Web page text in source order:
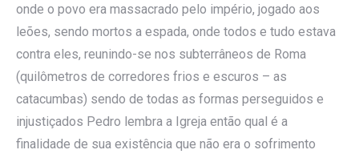
onde o povo era massacrado pelo império, jogado aos
leões, sendo mortos a espada, onde todos e tudo estava
contra eles, reunindo-se nos subterrâneos de Roma
(quilômetros de corredores frios e escuros – as
catacumbas) sendo de todas as formas perseguidos e
injustiçados Pedro lembra a Igreja então qual é a
finalidade de sua existência que não era o sofrimento